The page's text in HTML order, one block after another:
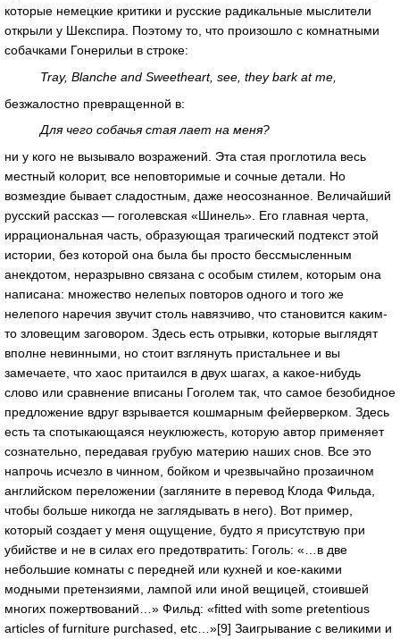
которые немецкие критики и русские радикальные мыслители
открыли у Шекспира. Поэтому то, что произошло с комнатными
собачками Гонерильи в строке:
Tray, Blanche and Sweetheart, see, they bark at me,
безжалостно превращенной в:
Для чего собачья стая лает на меня?
ни у кого не вызывало возражений. Эта стая проглотила весь
местный колорит, все неповторимые и сочные детали. Но
возмездие бывает сладостным, даже неосознанное. Величайший
русский рассказ — гоголевская «Шинель». Его главная черта,
иррациональная часть, образующая трагический подтекст этой
истории, без которой она была бы просто бессмысленным
анекдотом, неразрывно связана с особым стилем, которым она
написана: множество нелепых повторов одного и того же
нелепого наречия звучит столь навязчиво, что становится каким-
то зловещим заговором. Здесь есть отрывки, которые выглядят
вполне невинными, но стоит взглянуть пристальнее и вы
замечаете, что хаос притаился в двух шагах, а какое-нибудь
слово или сравнение вписаны Гоголем так, что самое безобидное
предложение вдруг взрывается кошмарным фейерверком. Здесь
есть та спотыкающаяся неуклюжесть, которую автор применяет
сознательно, передавая грубую материю наших снов. Все это
напрочь исчезло в чинном, бойком и чрезвычайно прозаичном
английском переложении (загляните в перевод Клода Фильда,
чтобы больше никогда не заглядывать в него). Вот пример,
который создает у меня ощущение, будто я присутствую при
убийстве и не в силах его предотвратить: Гоголь: «…в две
небольшие комнаты с передней или кухней и кое-какими
модными претензиями, лампой или иной вещицей, стоившей
многих пожертвований…» Фильд: «fitted with some pretentious
articles of furniture purchased, etc…»[9] Заигрывание с великими и